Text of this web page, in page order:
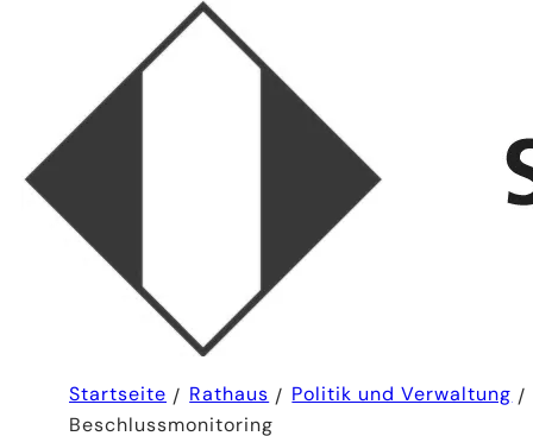
Startseite Rathaus
Politik und Verwaltung
Beschlussmonitoring